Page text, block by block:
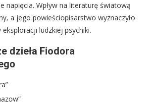
napięcia. Wpływ na literaturę światową
a jego powieściopisarstwo wyznaczyło
ludzkiej psychiki.
dzieła Fiodora